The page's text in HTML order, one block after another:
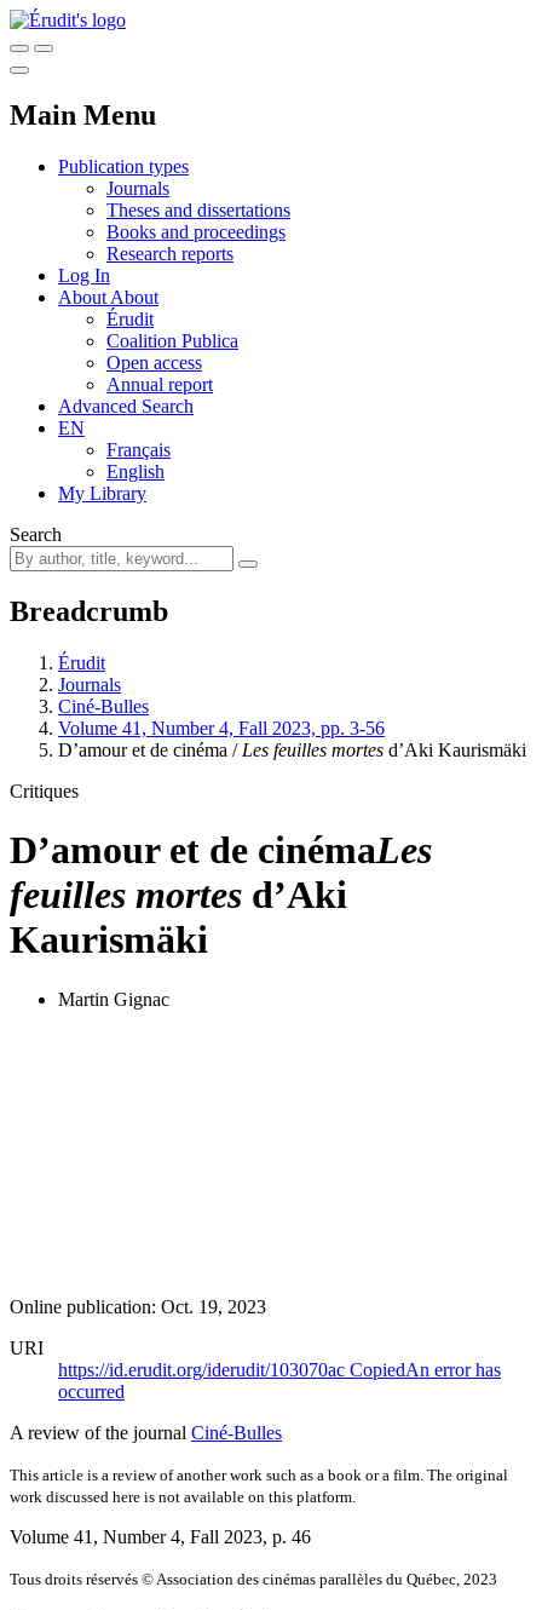
Main Menu
Publication types
Journals
Theses and dissertations
Books and proceedings
Research reports
Log In
About About
Érudit
Coalition Publica
Open access
Annual report
Advanced Search
EN
Français
English
My Library
Search
Breadcrumb
Érudit
Journals
Ciné-Bulles
Volume 41, Number 4, Fall 2023, pp. 3-56
D’amour et de cinéma / Les feuilles mortes d’Aki Kaurismäki
Critiques
D’amour et de cinémaLes
feuilles mortes d’Aki
Kaurismäki
Martin Gignac
Online publication: Oct. 19, 2023
URI
https://id.erudit.org/iderudit/103070ac CopiedAn error has
occurred
A review of the journal Ciné-Bulles
This article is a review of another work such as a book or a film. The original
work discussed here is not available on this platform.
Volume 41, Number 4, Fall 2023, p. 46
Tous droits réservés © Association des cinémas parallèles du Québec, 2023